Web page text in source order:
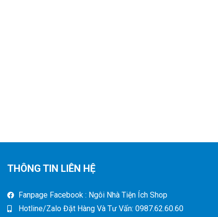
THÔNG TIN LIÊN HỆ
Fanpage Facebook : Ngôi Nhà Tiện Ích Shop
Hotline/Zalo Đặt Hàng Và Tư Vấn: 0987.62.60.60